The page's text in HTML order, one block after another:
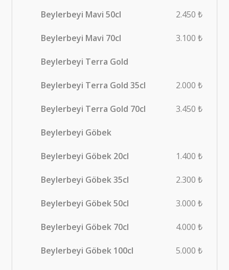
Beylerbeyi Mavi 50cl 2.450 ₺
Beylerbeyi Mavi 70cl 3.100 ₺
Beylerbeyi Terra Gold
Beylerbeyi Terra Gold 35cl 2.000 ₺
Beylerbeyi Terra Gold 70cl 3.450 ₺
Beylerbeyi Göbek
Beylerbeyi Göbek 20cl 1.400 ₺
Beylerbeyi Göbek 35cl 2.300 ₺
Beylerbeyi Göbek 50cl 3.000 ₺
Beylerbeyi Göbek 70cl 4.000 ₺
Beylerbeyi Göbek 100cl 5.000 ₺